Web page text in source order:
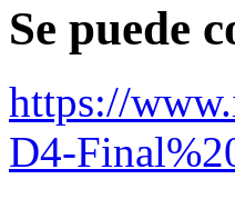
Se puede
https://
D4-